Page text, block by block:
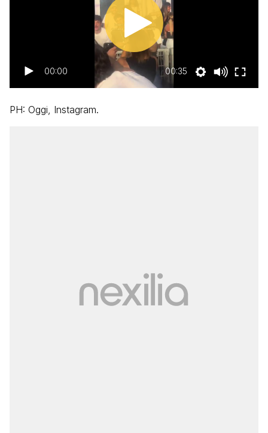
00:00 00:35
PH: Oggi, Instagram.